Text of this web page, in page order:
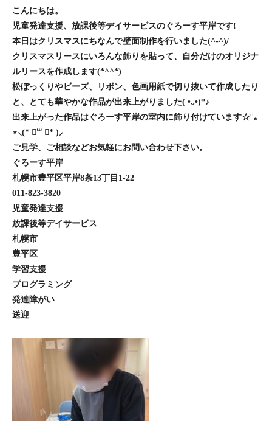
こんにちは。
児童発達支援、放課後等デイサービスのぐろーす平岸です!
本日はクリスマスにちなんで壁面制作を行いました(^-^)/
クリスマスリースにいろんな飾りを貼って、自分だけのオリジナ
ルリースを作成します(*^^*)
松ぼっくりやビーズ、リボン、色画用紙で切り抜いて作成したり
と、とても華やかな作品が出来上がりました( •ᴗ•)*♪
出来上がった作品はぐろーす平岸の室内に飾り付けています☆°｡
⋆⸜(* ॑꒳ ॑* )⸝
ご見学、ご相談などお気軽にお問い合わせ下さい。
ぐろーす平岸
札幌市豊平区平岸8条13丁目1-22
011-823-3820
児童発達支援
放課後等デイサービス
札幌市
豊平区
学習支援
プログラミング
発達障がい
送迎